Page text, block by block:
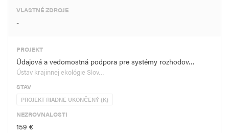
VLASTNÉ ZDROJE
-
PROJEKT
Údajová a vedomostná podpora pre systémy rozhodov…
Ústav krajinnej ekológie Slov…
STAV
PROJEKT RIADNE UKONČENÝ (K)
NEZROVNALOSTI
159 €